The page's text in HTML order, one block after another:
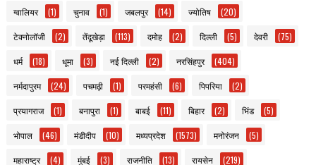
ग्वालियर (1) चुनाव (1) जबलपुर (14) ज्योतिष (20)
टेक्नोलॉजी (2) तेंदूखेड़ा (113) दमोह (2) दिल्ली (5) देवरी (75)
धर्म (18) धूमा (3) नई दिल्ली (2) नरसिंहपुर (404)
नर्मदापुरम (24) पचमढ़ी (1) परमहंसी (6) पिपरिया (2)
प्रयागराज (1) बनापुरा (1) बाबई (11) बिहार (2) भिंड (5)
भोपाल (46) मंडीदीप (10) मध्यप्रदेश (1573) मनोरंजन (5)
महाराष्ट्र (4) मुंबई (3) राजनीति (13) रायसेन (219)